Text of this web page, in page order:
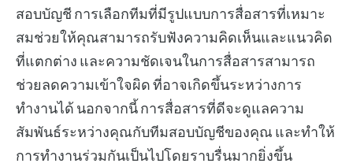
สอบบัญชี การเลือกทีมที่มีรูปแบบการสื่อสารที่เหมาะ
สมช่วยให้คุณสามารถรับฟังความคิดเห็นและแนวคิด
ที่แตกต่าง และความชัดเจนในการสื่อสารสามารถ
ช่วยลดความเข้าใจผิด ที่อาจเกิดขึ้นระหว่างการ
ทำงานได้ นอกจากนี้ การสื่อสารที่ดีจะดูแลความ
สัมพันธ์ระหว่างคุณกับทีมสอบบัญชีของคุณ และทำให้
การทำงานร่วมกันเป็นไปโดยราบรื่นมากยิ่งขึ้น